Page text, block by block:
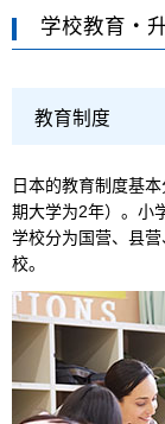
学校教育・
教育制度
日本的教育制度基
期大学为2年）。小
学校分为国营、县
校。